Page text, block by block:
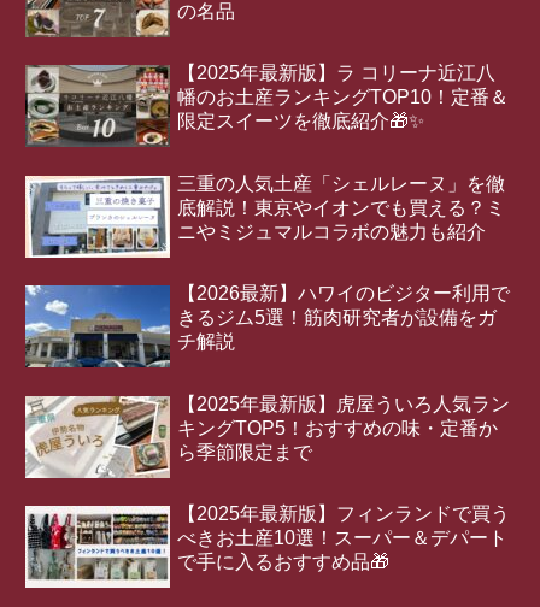
の名品
【2025年最新版】ラ コリーナ近江八
幡のお土産ランキングTOP10！定番＆
限定スイーツを徹底紹介🎁✨
三重の人気土産「シェルレーヌ」を徹
底解説！東京やイオンでも買える？ミ
ニやミジュマルコラボの魅力も紹介
【2026最新】ハワイのビジター利用で
きるジム5選！筋肉研究者が設備をガ
チ解説
【2025年最新版】虎屋ういろ人気ラン
キングTOP5！おすすめの味・定番か
ら季節限定まで
【2025年最新版】フィンランドで買う
べきお土産10選！スーパー＆デパート
で手に入るおすすめ品🎁